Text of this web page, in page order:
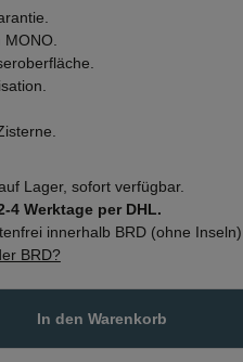
Lager, sofort verfügbar.
4 Werktage per DHL.
innerhalb BRD (ohne Inseln).
BRD?
In den Warenkorb